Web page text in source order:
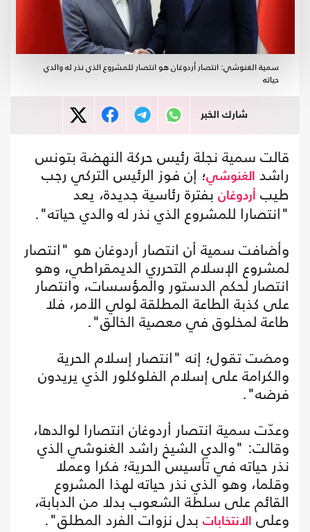
سمية الغنوشي: انتصار أردوغان هو انتصار للمشروع الذي نذر له والدي
حياته
شارك الخبر
قالت سمية نجلة رئيس حركة النهضة بتونس
راشد الغنوشي؛ إن فوز الرئيس التركي رجب
طيب
أردوغان بفترة رئاسية جديدة، يعد
"انتصارا للمشروع الذي نذر له والدي حياته".
وأضافت سمية أن انتصار أردوغان هو "انتصار
لمشروع الإسلام التحرري الديمقراطي، وهو
انتصار لحكم الدستور والمؤسسات، وانتصار
على كذبة الطاعة المطلقة لولي الأمر، فلا
طاعة لمخلوق في معصية الخالق".
ومضت تقول؛ إنه "انتصار إسلام الحرية
والكرامة على إسلام الفلوكلور الذي يريدون
فرضه".
وعدّت سمية انتصار أردوغان انتصارا لوالدها،
وقالت: "والدي الشيخ راشد الغنوشي الذي
نذر حياته في تأسيس الحرية؛ فكرا وعملا
وقلما، وهو الذي نذر حياته لهذا المشروع
القائم على سلطة الشعوب بدلا من الدبابة،
وعلى الانتخابات بدل نزوات الفرد المطلق".